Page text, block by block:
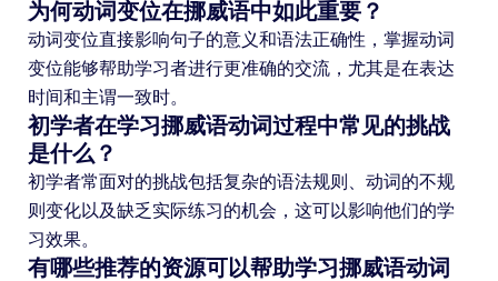
为何动词变位在挪威语中如此重要？
动词变位直接影响句子的意义和语法正确性，掌握动词
变位能够帮助学习者进行更准确的交流，尤其是在表达
时间和主谓一致时。
初学者在学习挪威语动词过程中常见的挑战
是什么？
初学者常面对的挑战包括复杂的语法规则、动词的不规
则变化以及缺乏实际练习的机会，这可以影响他们的学
习效果。
有哪些推荐的资源可以帮助学习挪威语动词